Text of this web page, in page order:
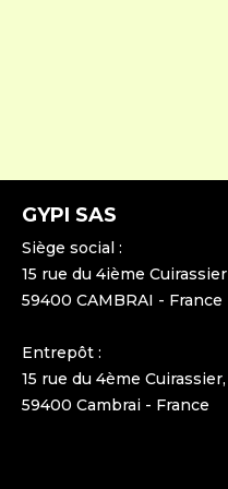
GYPI SAS
Siège social :
15 rue du 4ième Cuirassier
59400 CAMBRAI - France
Entrepôt :
15 rue du 4ème Cuirassier,
59400 Cambrai - France